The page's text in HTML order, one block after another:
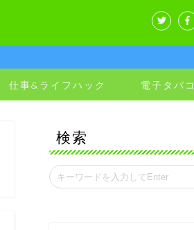
仕事&ライフハック 電子タバコ
検索